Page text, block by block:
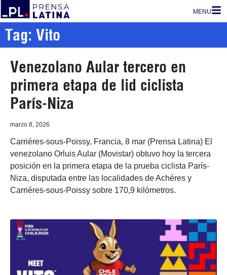
MENU
Tag: Vito
Venezolano Aular tercero en
primera etapa de lid ciclista
París-Niza
marzo 8, 2026
Carriéres-sous-Poissy, Francia, 8 mar (Prensa Latina) El
venezolano Orluis Aular (Movistar) obtuvo hoy la tercera
posición en la primera etapa de la prueba ciclista París-
Niza, disputada entre las localidades de Achéres y
Carriéres-sous-Poissy sobre 170,9 kilómetros.